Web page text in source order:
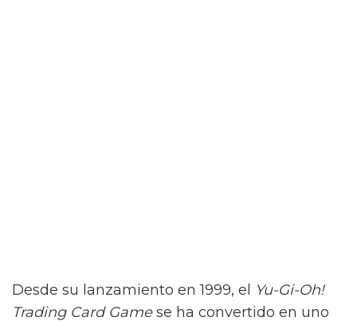
Desde su lanzamiento en 1999, el
Yu-Gi-Oh!
Trading Card Gamese ha convertido en uno